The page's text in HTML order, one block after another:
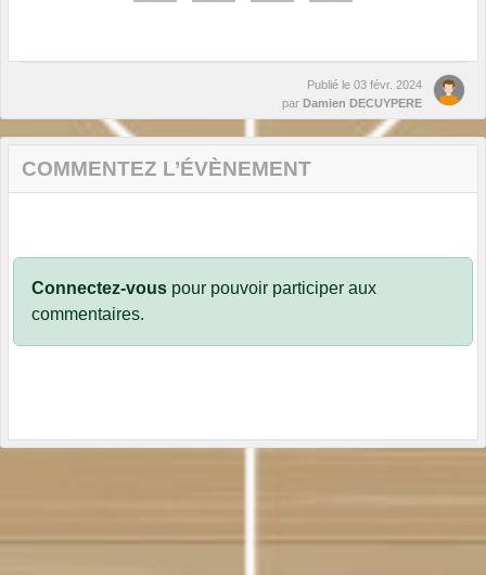
Publié le 03 févr. 2024
par Damien DECUYPERE
COMMENTEZ L’ÉVÈNEMENT
Connectez-vous pour pouvoir participer aux
commentaires.